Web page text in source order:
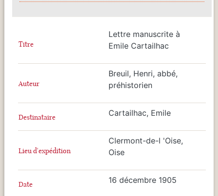
Titre
Lettre manuscrite à
Emile Cartailhac
Auteur
Breuil, Henri, abbé,
préhistorien
Destinataire Cartailhac, Emile
Lieu d'expédition
Clermont-de-l 'Oise,
Oise
Date 16 décembre 1905